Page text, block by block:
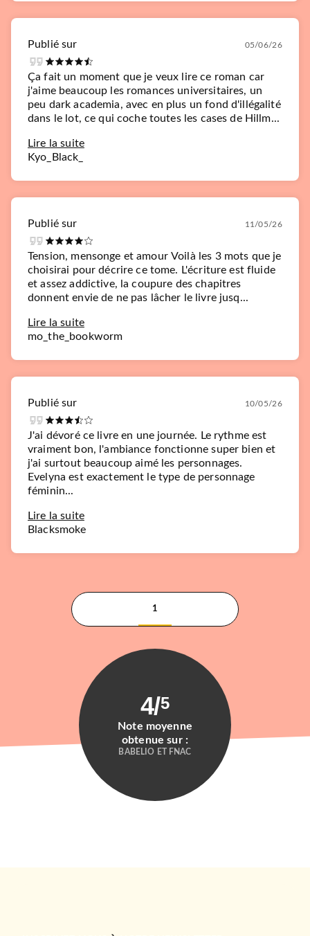
Publié sur 05/06/26
Ça fait un moment que je veux lire ce roman car
j'aime beaucoup les romances universitaires, un
peu dark academia, avec en plus un fond d'illégalité
dans le lot, ce qui coche toutes les cases de Hillm...
Lire la suite
Kyo_Black_
Publié sur 11/05/26
Tension, mensonge et amour Voilà les 3 mots que je
choisirai pour décrire ce tome. L'écriture est fluide
et assez addictive, la coupure des chapitres
donnent envie de ne pas lâcher le livre jusq...
Lire la suite
mo_the_bookworm
Publié sur 10/05/26
J'ai dévoré ce livre en une journée. Le rythme est
vraiment bon, l'ambiance fonctionne super bien et
j'ai surtout beaucoup aimé les personnages.
Evelyna est exactement le type de personnage
féminin...
Lire la suite
Blacksmoke
1
4/5
Note moyenne
obtenue sur :
BABELIO ET FNAC